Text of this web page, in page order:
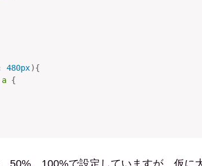
480px){
{
50%、100%で設定していますが、仮に